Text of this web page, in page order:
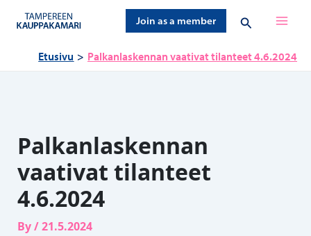
sisältöön
Join as a member Hae
Etusivu Palkanlaskennan vaativat tilanteet 4.6.2024
Palkanlaskennan
vaativat tilanteet
4.6.2024
By/21.5.2024